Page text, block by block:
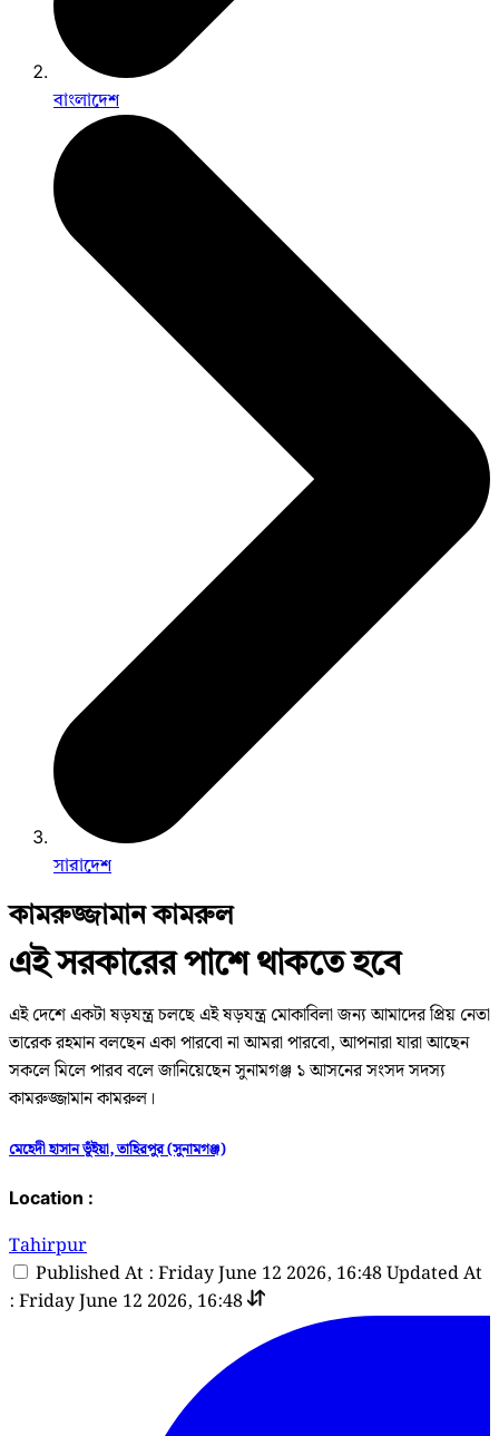
বাংলাদেশ
সারাদেশ
কামরুজ্জামান কামরুল
এই সরকারের পাশে থাকতে হবে
এই দেশে একটা ষড়যন্ত্র চলছে এই ষড়যন্ত্র মোকাবিলা জন্য আমাদের প্রিয় নেতা
তারেক রহমান বলছেন একা পারবো না আমরা পারবো, আপনারা যারা আছেন
সকলে মিলে পারব বলে জানিয়েছেন সুনামগঞ্জ ১ আসনের সংসদ সদস্য
কামরুজ্জামান কামরুল।
মেহেদী হাসান ভূঁইয়া, তাহিরপুর (সুনামগঞ্জ)
Location :
Tahirpur
Published At : Friday June 12 2026, 16:48Updated At
: Friday June 12 2026, 16:48